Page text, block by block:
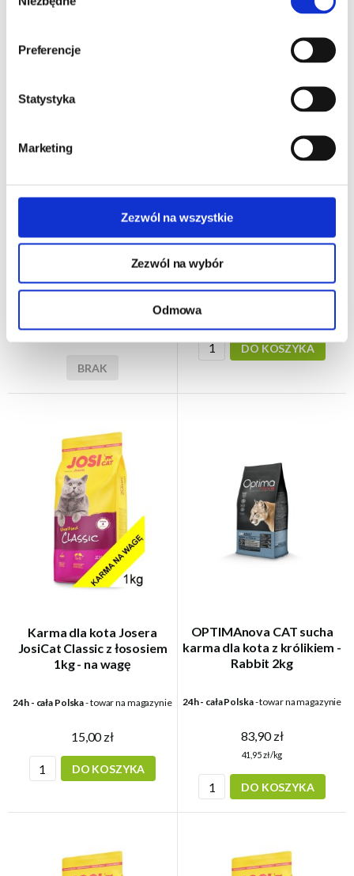
zgody
Preferencje
Statystyka
Marketing
Zezwól na wszystkie
Zezwól na wybór
Odmowa
Karma sucha dla kota Josera
Dostępność w ciągu 5 dni roboczych
BRAK
Karma dla kota Josera
JosiCat 1kg - na wagę - z
kaczką i rybą
24h - cała Polska- towar na magazynie
DO KOSZYKA
Karma dla kota Josera
JosiCat Classic z łososiem
1kg - na wagę
24h - cała Polska- towar na magazynie
15,00 zł
DO KOSZYKA
OPTIMAnova CAT sucha
karma dla kota z królikiem -
Rabbit 2kg
24h - cała Polska- towar na magazynie
83,90 zł
41,95 zł/kg
DO KOSZYKA